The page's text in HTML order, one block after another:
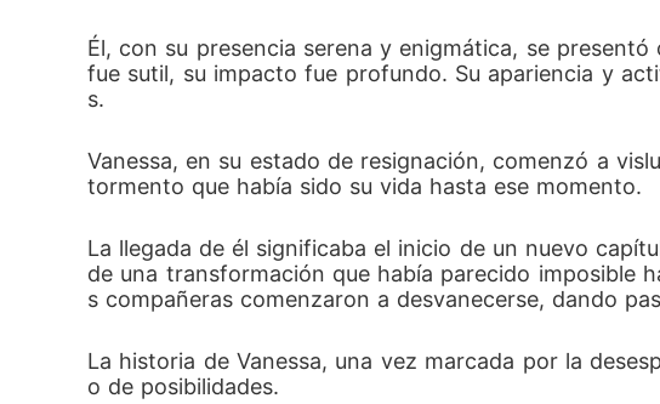
Él, con su presencia serena y enigmática, se
fue sutil, su impacto fue profundo. Su apariencia y
s.
Vanessa, en su estado de resignación, comenzó a
tormento que había sido su vida hasta ese momento.
La llegada de él significaba el inicio de un nuevo
de una transformación que había parecido imposible
s compañeras comenzaron a desvanecerse, dando
La historia de Vanessa, una vez marcada por la
o de posibilidades.